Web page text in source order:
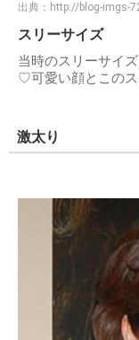
出典： http://blog-imgs-
スリーサイズ
当時のスリーサイ
♡可愛い顔とこのス
激太り